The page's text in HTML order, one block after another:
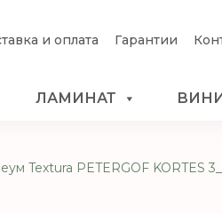
и оплата Гарантии
ЛАМИНАТ
Textura PETERGOF KORTES